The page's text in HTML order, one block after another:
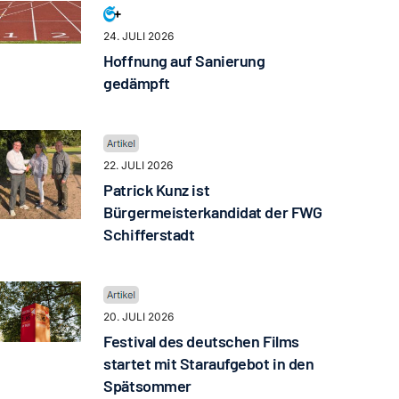
24. JULI 2026
Hoffnung auf Sanierung
gedämpft
22. JULI 2026
Patrick Kunz ist
Bürgermeisterkandidat der FWG
Schifferstadt
20. JULI 2026
Festival des deutschen Films
startet mit Staraufgebot in den
Spätsommer